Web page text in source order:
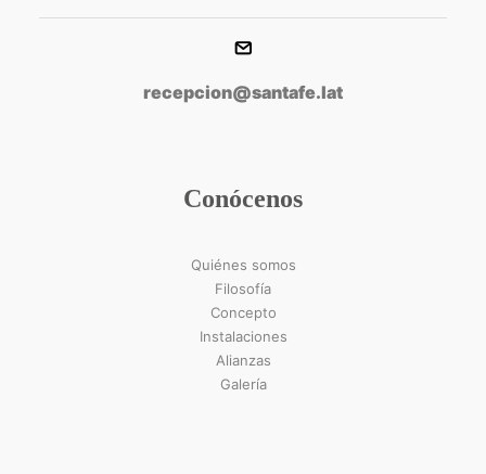
recepcion@santafe.lat
Conócenos
Quiénes somos
Filosofía
Concepto
Instalaciones
Alianzas
Galería